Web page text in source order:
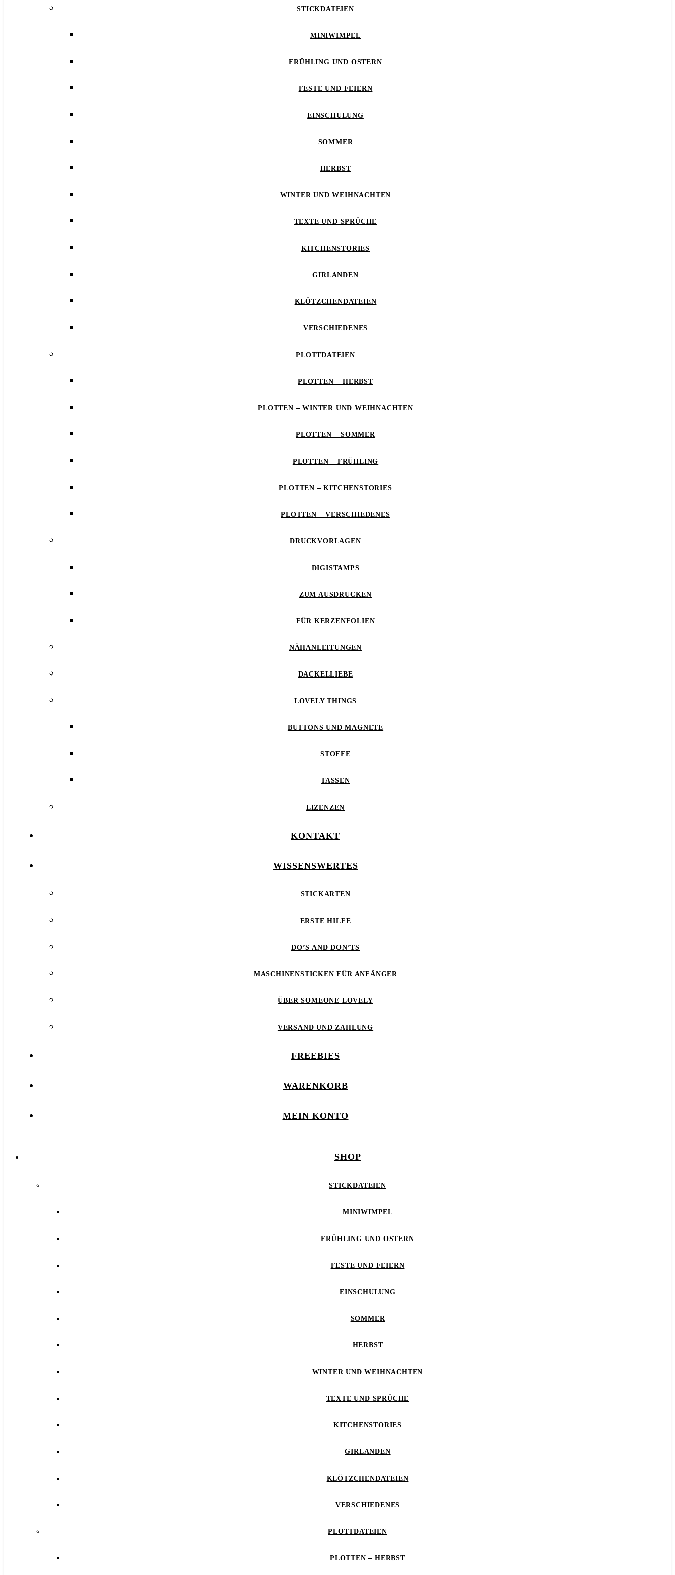
STICKDATEIEN
MINIWIMPEL
FRÜHLING UND OSTERN
FESTE UND FEIERN
EINSCHULUNG
SOMMER
HERBST
WINTER UND WEIHNACHTEN
TEXTE UND SPRÜCHE
KITCHENSTORIES
GIRLANDEN
KLÖTZCHENDATEIEN
VERSCHIEDENES
PLOTTDATEIEN
PLOTTEN – HERBST
PLOTTEN – WINTER UND WEIHNACHTEN
PLOTTEN – SOMMER
PLOTTEN – FRÜHLING
PLOTTEN – KITCHENSTORIES
PLOTTEN – VERSCHIEDENES
DRUCKVORLAGEN
DIGISTAMPS
ZUM AUSDRUCKEN
FÜR KERZENFOLIEN
NÄHANLEITUNGEN
DACKELLIEBE
LOVELY THINGS
BUTTONS UND MAGNETE
STOFFE
TASSEN
LIZENZEN
KONTAKT
WISSENSWERTES
STICKARTEN
ERSTE HILFE
DO’S AND DON’TS
MASCHINENSTICKEN FÜR ANFÄNGER
ÜBER SOMEONE LOVELY
VERSAND UND ZAHLUNG
FREEBIES
WARENKORB
MEIN KONTO
SHOP
STICKDATEIEN
MINIWIMPEL
FRÜHLING UND OSTERN
FESTE UND FEIERN
EINSCHULUNG
SOMMER
HERBST
WINTER UND WEIHNACHTEN
TEXTE UND SPRÜCHE
KITCHENSTORIES
GIRLANDEN
KLÖTZCHENDATEIEN
VERSCHIEDENES
PLOTTDATEIEN
PLOTTEN – HERBST